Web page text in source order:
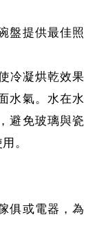
盤提供最佳照
冷凝烘乾效果
水氣。水在水
避免玻璃與瓷
。
俱或電器，為